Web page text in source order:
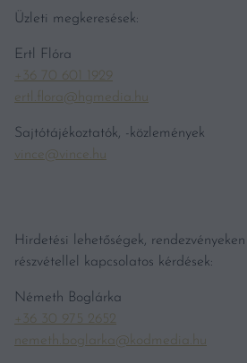
Üzleti megkeresések:
Ertl Flóra
+36 70 601 1929
ertl.flora@hgmedia.hu
Sajtótájékoztatók, -közlemények
vince@vince.hu
Hirdetési lehetőségek,
részvétellel kapcsolatos kérdések:
Németh Boglárka
+36 30 975 2652
nemeth.boglarka@kodmedia.hu